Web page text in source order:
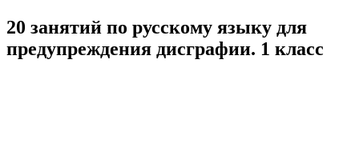
20 занятий по русскому языку для
предупреждения дисграфии. 1 класс